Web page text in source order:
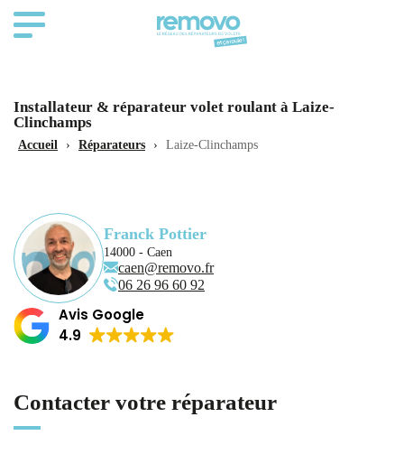
Installateur & réparateur volet roulant à Laize-
Clinchamps
Accueil › Réparateurs › Laize-Clinchamps
Franck Pottier
14000 - Caen
caen@removo.fr
06 26 96 60 92
Avis Google
4.9
Contacter votre réparateur